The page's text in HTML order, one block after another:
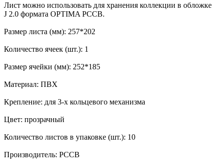
Лист можно использовать для хранения коллекции в обложке
J 2.0 формата OPTIMA РССВ.
Размер листа (мм): 257*202
Количество ячеек (шт.): 1
Размер ячейки (мм): 252*185
Материал: ПВХ
Крепление: для 3-х кольцевого механизма
Цвет: прозрачный
Количество листов в упаковке (шт.): 10
Производитель: РССВ